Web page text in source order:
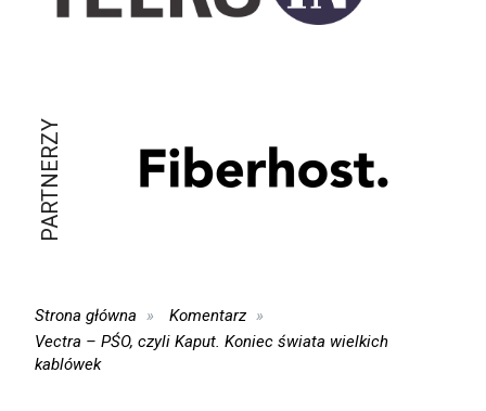
PARTNERZY
Strona główna
Komentarz
Vectra – PŚO, czyli Kaput. Koniec świata wielkich
kablówek